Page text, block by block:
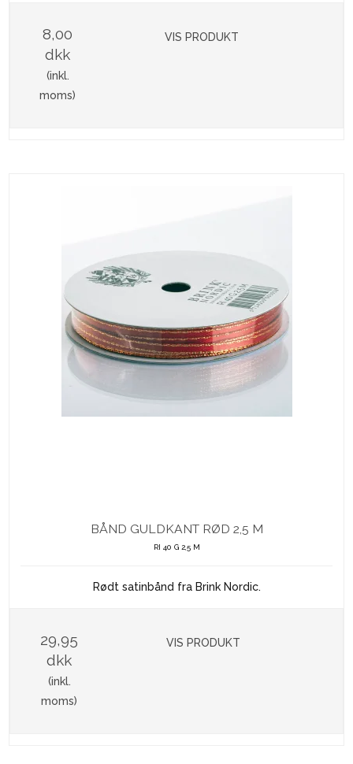
8,00
dkk
(inkl.
moms)
VIS PRODUKT
BÅND GULDKANT RØD 2,5 M
RI 40 G 2,5 M
Rødt satinbånd fra Brink Nordic.
29,95
dkk
(inkl.
moms)
VIS PRODUKT